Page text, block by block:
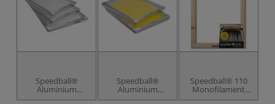
Speedball®
Aluminium
Siebdruckrahmen
Speedball®
Aluminium
Siebdruckrahmen
Speedball® 110
Monofilament
Drucksieb